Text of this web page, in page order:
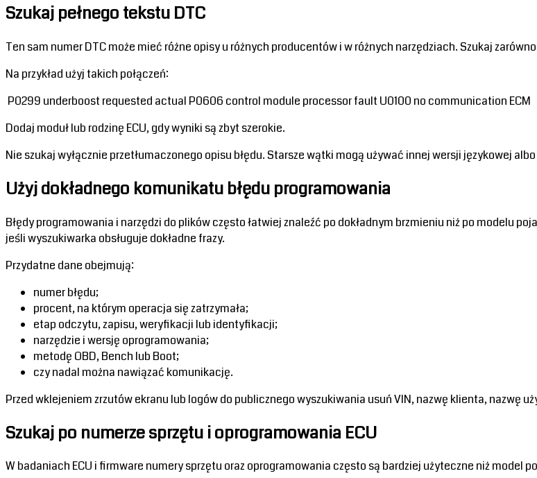
Szukaj pełnego tekstu DTC
Ten sam numer DTC może mieć różne opisy u różnych producentów i w różnych narzędziach. Szukaj
Na przykład użyj takich połączeń:
P0299 underboost requested actual P0606 control module processor fault U0100 no communication ECM
Dodaj moduł lub rodzinę ECU, gdy wyniki są zbyt szerokie.
Nie szukaj wyłącznie przetłumaczonego opisu błędu. Starsze wątki mogą używać innej wersji językowej
Użyj dokładnego komunikatu błędu programowania
Błędy programowania i narzędzi do plików często łatwiej znaleźć po dokładnym brzmieniu niż po modelu
jeśli wyszukiwarka obsługuje dokładne frazy.
Przydatne dane obejmują:
numer błędu;
procent, na którym operacja się zatrzymała;
etap odczytu, zapisu, weryfikacji lub identyfikacji;
narzędzie i wersję oprogramowania;
metodę OBD, Bench lub Boot;
czy nadal można nawiązać komunikację.
Przed wklejeniem zrzutów ekranu lub logów do publicznego wyszukiwania usuń VIN, nazwę klienta, nazwę
Szukaj po numerze sprzętu i oprogramowania ECU
W badaniach ECU i firmware numery sprzętu oraz oprogramowania często są bardziej użyteczne niż